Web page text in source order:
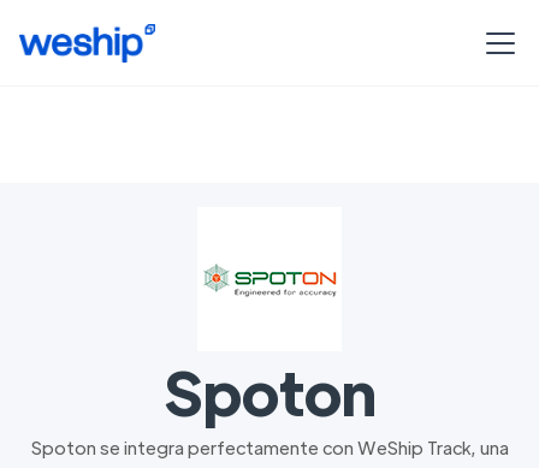
Spoton
Spoton se integra perfectamente con WeShip Track, una